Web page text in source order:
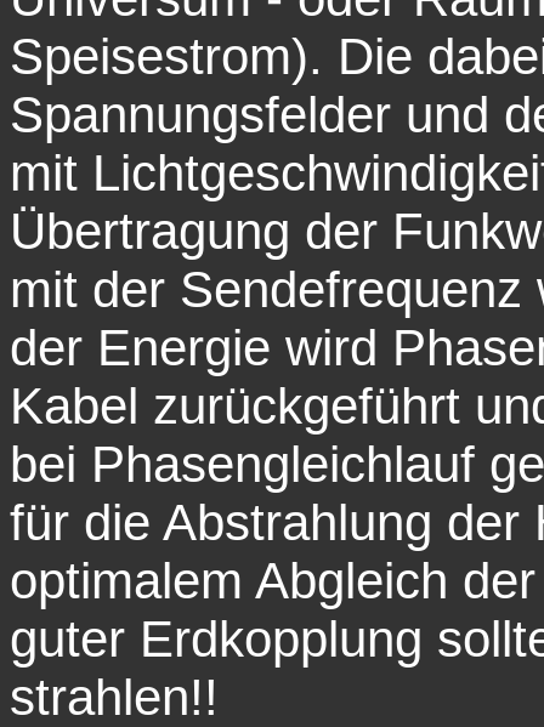
Speisestrom). Die
Spannungsfelder und
mit
Übertragung der
mit der Sendefrequenz
der Energie wird
Kabel zurückgeführt
bei Phasengleichlauf
für die Abstrahlung
optimalem Abgleich
guter Erdkopplung
strahlen!!